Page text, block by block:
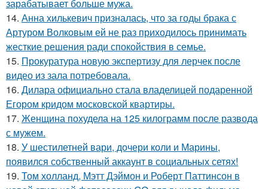
зарабатывает больше мужа.
14. Анна хилькевич призналась, что за годы брака с
Артуром Волковым ей не раз приходилось принимать
жесткие решения ради спокойствия в семье.
15. Прокуратура новую экспертизу для лерчек после
видео из зала потребовала.
16. Дилара официально стала владелицей подаренной
Егором кридом московской квартиры.
17. Женщина похудела на 125 килограмм после развода
с мужем.
18. У шестилетней вари, дочери коли и Марины,
появился собственный аккаунт в социальных сетях!
19. Том холланд, Мэтт Дэймон и Роберт Паттинсон в